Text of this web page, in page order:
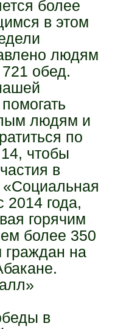
более
в этом
людям
обед.
людям и
по
чтобы
в
2014 года,
горячим
более 350
на
в